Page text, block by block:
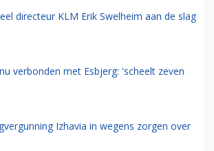
directeur KLM Erik Swelheim aan de slag
verbonden met Esbjerg: 'scheelt zeven
Izhavia in wegens zorgen over